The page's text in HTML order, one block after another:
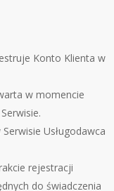
Konto Klienta w
w momencie
Usługodawca
rejestracji
do świadczenia